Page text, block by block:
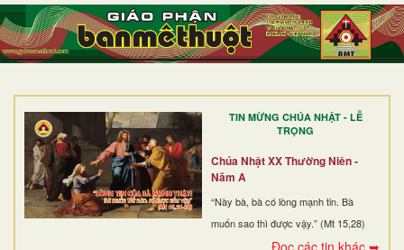
TIN MỪNG CHÚA NHẬT - LỄ
TRỌNG
Chúa Nhật XX Thường Niên -
Năm A
“Này bà, bà có lòng mạnh tin. Bà
muốn sao thì được vậy.” (Mt 15,28)
Đọc các tin khác ➥
TRANG NHẤT
GIỚI THIỆU
DÒNG TU
BAN MỤC VỤ
ĐOÀN THỂ CG